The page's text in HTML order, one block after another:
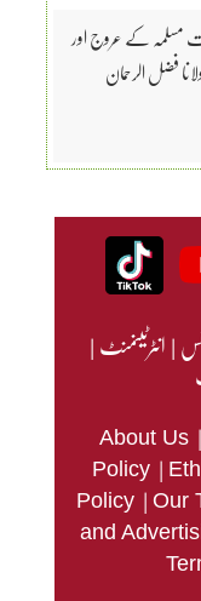
مسلمہ کے عروج اور
فضل الرحمان
|انٹرٹینمنٹ|
About Us |
Policy |
Policy | Our
and